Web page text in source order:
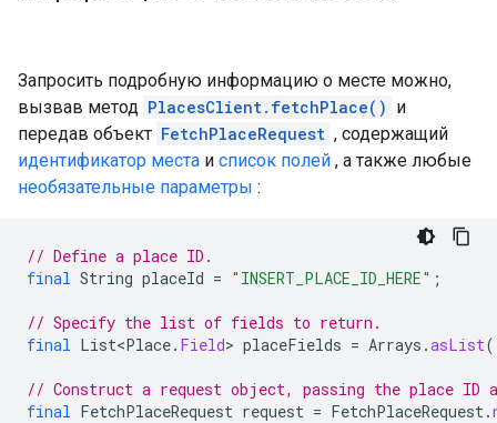
Запросить подробную информацию о месте можно,
вызвав метод PlacesClient.fetchPlace() и
передав объект FetchPlaceRequest , содержащий
идентификатор места и список полей , а также любые
необязательные параметры :
// Define a place ID.
final String placeId = "INSERT_PLACE_ID_HERE" ;
// Specify the list of fields to return.
final List<Place. Field> placeFields = Arrays .asList(
// Construct a request object, passing the place
final FetchPlaceRequest request = FetchPlaceRequest.